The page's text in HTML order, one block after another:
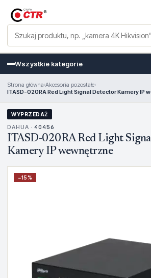
Wszystkie kategorie
Strona główna›Akcesoria pozostałe›
ITASD-020RA Red Light Signal Detector Kamery IP
WYPRZEDAŻ
DAHUA · 40456
ITASD-020RA Red Light
Kamery IP wewnętrzne
−15%